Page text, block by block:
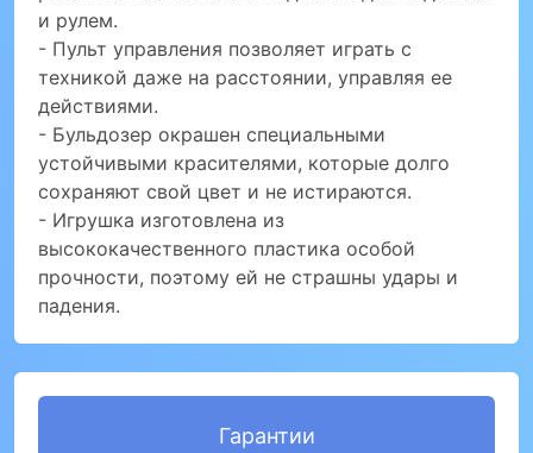
и рулем.
- Пульт управления позволяет играть с
техникой даже на расстоянии, управляя ее
действиями.
- Бульдозер окрашен специальными
устойчивыми красителями, которые долго
сохраняют свой цвет и не истираются.
- Игрушка изготовлена из
высококачественного пластика особой
прочности, поэтому ей не страшны удары и
падения.
Гарантии